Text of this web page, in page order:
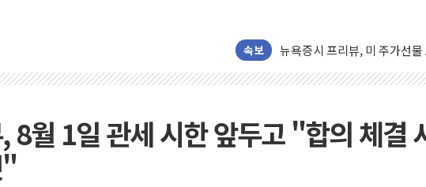
속보
뉴욕증시 프리뷰, 미 주가선
청와대, 북한 단거리 탄도미
[인도증시] 중동 긴장 완화에
러, 1인칭시점 드론으로 우크
8월 1일 관세 시한 앞두고 "합의 체결
"